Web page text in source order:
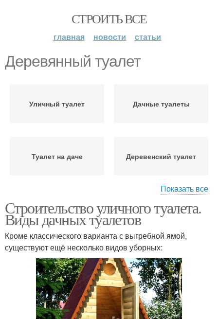
СТРОИТЬ ВСЕ
главная новости статьи
Деревянный туалет
Уличный туалет Дачные туалеты
Туалет на даче Деревенский туалет
Дачный туалет Туалет без фундамента
Туалет для дачи
ямы
Сухой туалет Туалеты для дачи
Показать все
Строительство уличного туалета.
Виды дачных туалетов
Кроме классического варианта с выгребной ямой,
существуют ещё несколько видов уборных: